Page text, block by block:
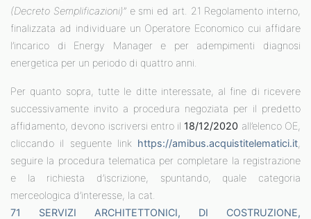
(Decreto Semplificazioni)” e smi ed art. 21 Regolamento interno,
finalizzata ad individuare un Operatore Economico cui affidare
l’incarico di Energy Manager e per adempimenti diagnosi
energetica per un periodo di quattro anni.
Per quanto sopra, tutte le ditte interessate, al fine di ricevere
successivamente invito a procedura negoziata per il predetto
affidamento, devono iscriversi entro il 18/12/2020 all’elenco OE,
cliccando il seguente link https://amibus.acquistitelematici.it,
seguire la procedura telematica per completare la registrazione
e la richiesta d’iscrizione, spuntando, quale categoria
merceologica d’interesse, la cat.
71 SERVIZI ARCHITETTONICI, DI COSTRUZIONE,